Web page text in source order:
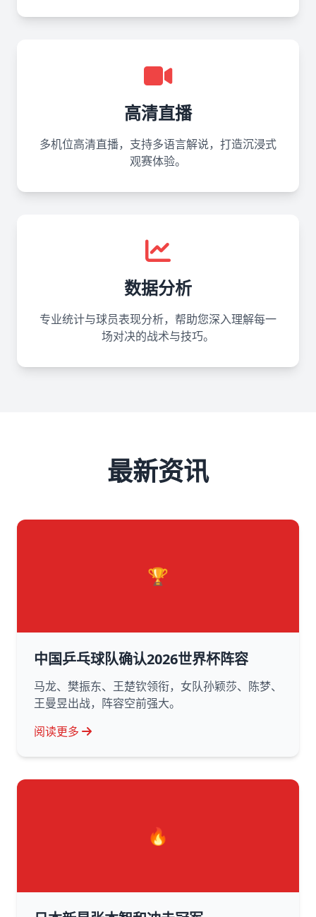
高清直播
多机位高清直播，支持多语言解说，打造沉浸式
观赛体验。
数据分析
专业统计与球员表现分析，帮助您深入理解每一
场对决的战术与技巧。
最新资讯
🏆
中国乒乓球队确认2026世界杯阵容
马龙、樊振东、王楚钦领衔，女队孙颖莎、陈梦、
王曼昱出战，阵容空前强大。
阅读更多
🔥